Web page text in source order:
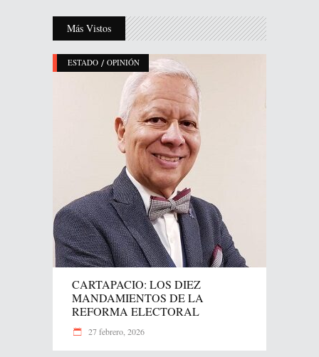
Más Vistos
ESTADO / OPINIÓN
CARTAPACIO: LOS DIEZ
MANDAMIENTOS DE LA
REFORMA ELECTORAL
27 febrero, 2026